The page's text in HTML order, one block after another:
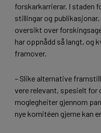
forskarkarrierar. I staden
stillingar og
oversikt over
har oppnådd så langt, og
framover.
– Slike alternative
vere relevant, spesielt for
moglegheiter gjennom
nye komitéen gjerne kan